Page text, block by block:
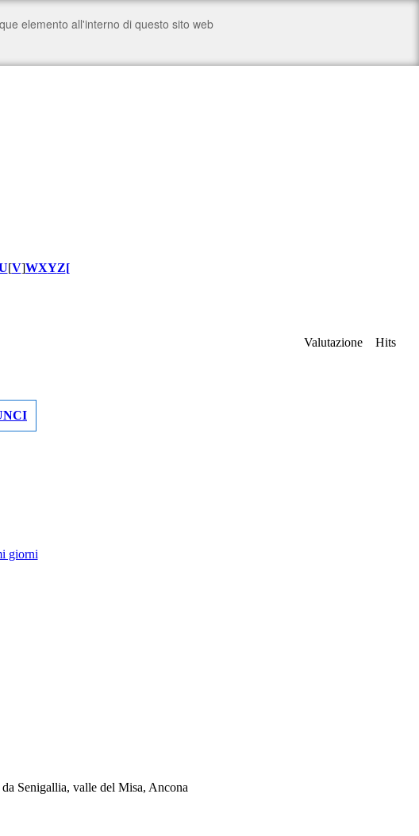
[V]WXYZ[
Valutazione
Hits
giorni
Senigallia, valle del Misa, Ancona